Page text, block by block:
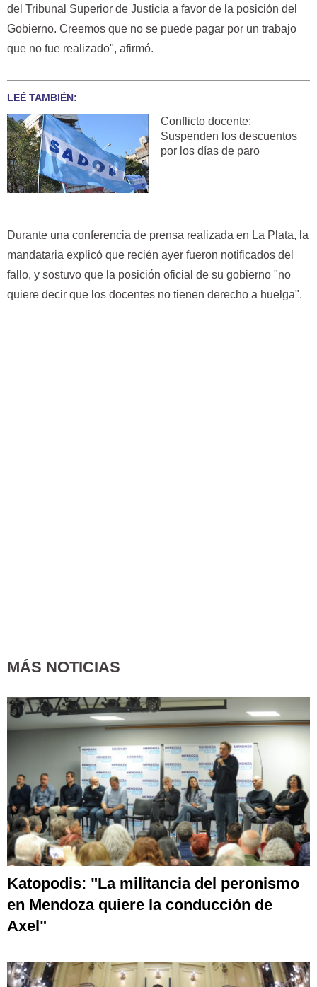
del Tribunal Superior de Justicia a favor de la posición del
Gobierno. Creemos que no se puede pagar por un trabajo
que no fue realizado", afirmó.
LEÉ TAMBIÉN:
Conflicto docente:
Suspenden los descuentos
por los días de paro
Durante una conferencia de prensa realizada en La Plata, la
mandataria explicó que recién ayer fueron notificados del
fallo, y sostuvo que la posición oficial de su gobierno "no
quiere decir que los docentes no tienen derecho a huelga".
MÁS NOTICIAS
Katopodis: "La militancia del peronismo
en Mendoza quiere la conducción de
Axel"